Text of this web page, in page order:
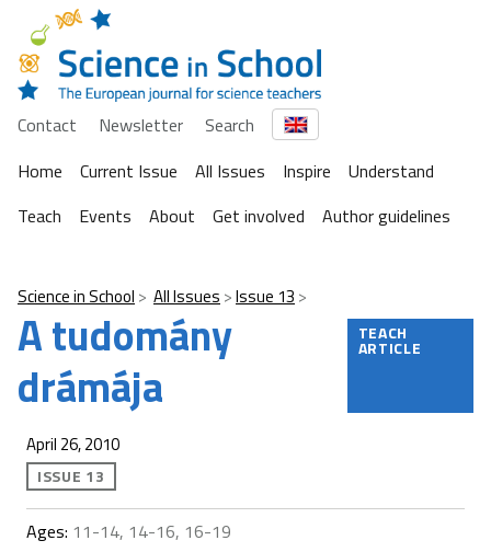
Contact Newsletter
Search
Home
Current Issue All Issues Inspire
Understand
Teach
Events About Get involved Author guidelines
Science in School All Issues Issue 13
A tudomány
drámája
TEACH
ARTICLE
April 26, 2010
ISSUE 13
Ages: 11-14, 14-16, 16-19